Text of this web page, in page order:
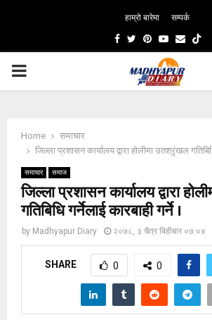
हाम्रो बारेमा सम्पर्क
Facebook
TwitterPinterestYoutube
Email
PRIMARY
Home
समाचार
जिल्ला प्रशासन कार्यालय द्वारा होलीमा उतश्रृंखल
समाचार समाज
जिल्ला प्रशासन कार्यालय द्वारा
गतिबिधि गर्नेलाई कारबाही गर्ने ।
by Madhyapur Diary २०७८, ३ चैत्र बिहीबार ०७:०४
SHARE 0 0